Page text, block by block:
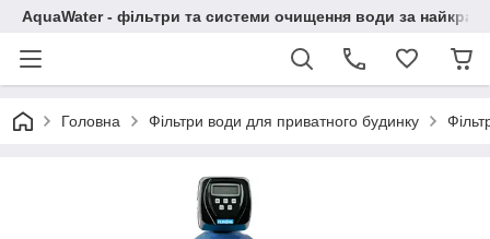
AquaWater - фільтри та системи очищення води за
Головна Фільтри води для приватного будинку